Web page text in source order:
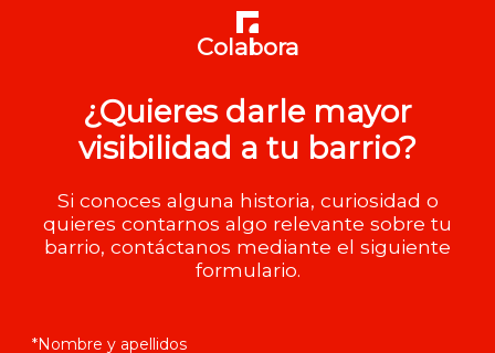
Colabora
¿Quieres darle mayor
visibilidad a tu barrio?
Si conoces alguna historia, curiosidad o
quieres contarnos algo relevante sobre tu
barrio, contáctanos mediante el siguiente
formulario.